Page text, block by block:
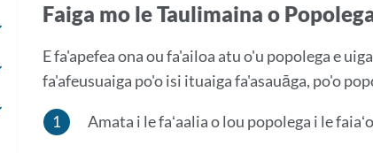
Faiga mo le Taulimaina o
E fa'apefea ona ou fa'ailoa atu o'u popolega e
fa'afeusuaiga po'o isi ituaiga fa'asauāga, po'o
Amata i le faʻaalia o lou popolega i le
Fa'asolo
Fa'asolo
Fa'asolo